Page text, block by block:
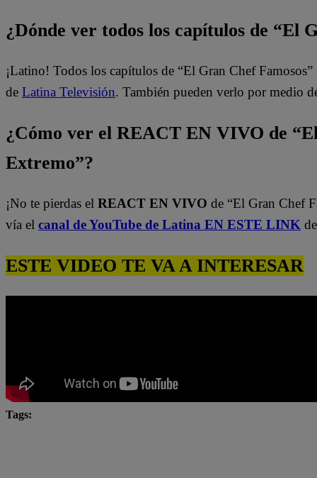
¿Dónde ver todos los capítulos de “El
¡Latino! Todos los capítulos de “El Gran Chef
de Latina Televisión. También pueden verlo por medio
¿Cómo ver el REACT EN VIVO de
Extremo”?
¡No te pierdas el REACT EN VIVO de “El Gran Chef
vía el canal de YouTube de Latina EN ESTE LINK
ESTE VIDEO TE VA A INTERESAR
Tags: